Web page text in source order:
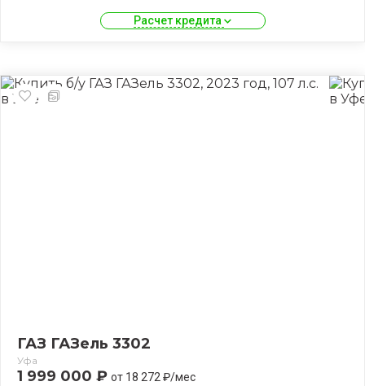
Расчет кредита
ГАЗ ГАЗель 3302
Уфа
1 999 000 ₽ от 18 272 ₽/мес